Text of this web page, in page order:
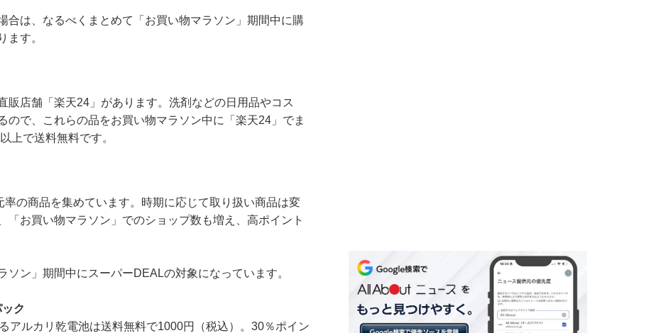
合は、なるべくまとめて「お買い物マラソン」期間中に購
ます。
販店舗「楽天24」があります。洗剤などの日用品やコス
ので、これらの品をお買い物マラソン中に「楽天24」でま
上で送料無料です。
率の商品を集めています。時期に応じて取り扱い商品は変
「お買い物マラソン」でのショップ数も増え、高ポイント
ン」期間中にスーパーDEALの対象になっています。
ク
アルカリ乾電池は送料無料で1000円（税込）。30％ポイン